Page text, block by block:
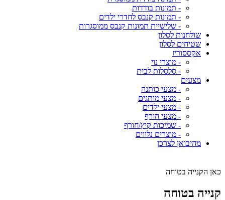
- תמונות בודדות
- תמונות קנבס לחדרי ילדים
- שלישיית תמונות קנבס ממוסגרות
שולחנות לסלון
שטיחים לסלון
אקססוריז
- מוצרי נוי
- סלסלות לבית
מצעים
- מצעי כותנה
- מצעי מותגים
- מצעי ילדים
- מצעי חורף
- שמיכות קיץ/חורף
- מוצרים נלווים
מהיבואן לצרכן
כאן הקנייה בטוחה
קנייה בטוחה